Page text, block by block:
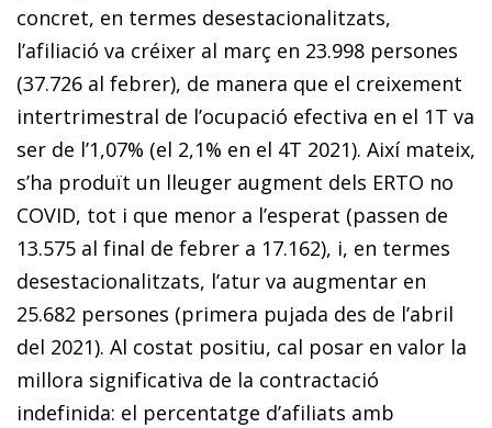
concret, en termes desestacionalitzats,
l’afiliació va créixer al març en 23.998 persones
(37.726 al febrer), de manera que el creixement
intertrimestral de l’ocupació efectiva en el 1T va
ser de l’1,07% (el 2,1% en el 4T 2021). Així mateix,
s’ha produït un lleuger augment dels ERTO no
COVID, tot i que menor a l’esperat (passen de
13.575 al final de febrer a 17.162), i, en termes
desestacionalitzats, l’atur va augmentar en
25.682 persones (primera pujada des de l’abril
del 2021). Al costat positiu, cal posar en valor la
millora significativa de la contractació
indefinida: el percentatge d’afiliats amb